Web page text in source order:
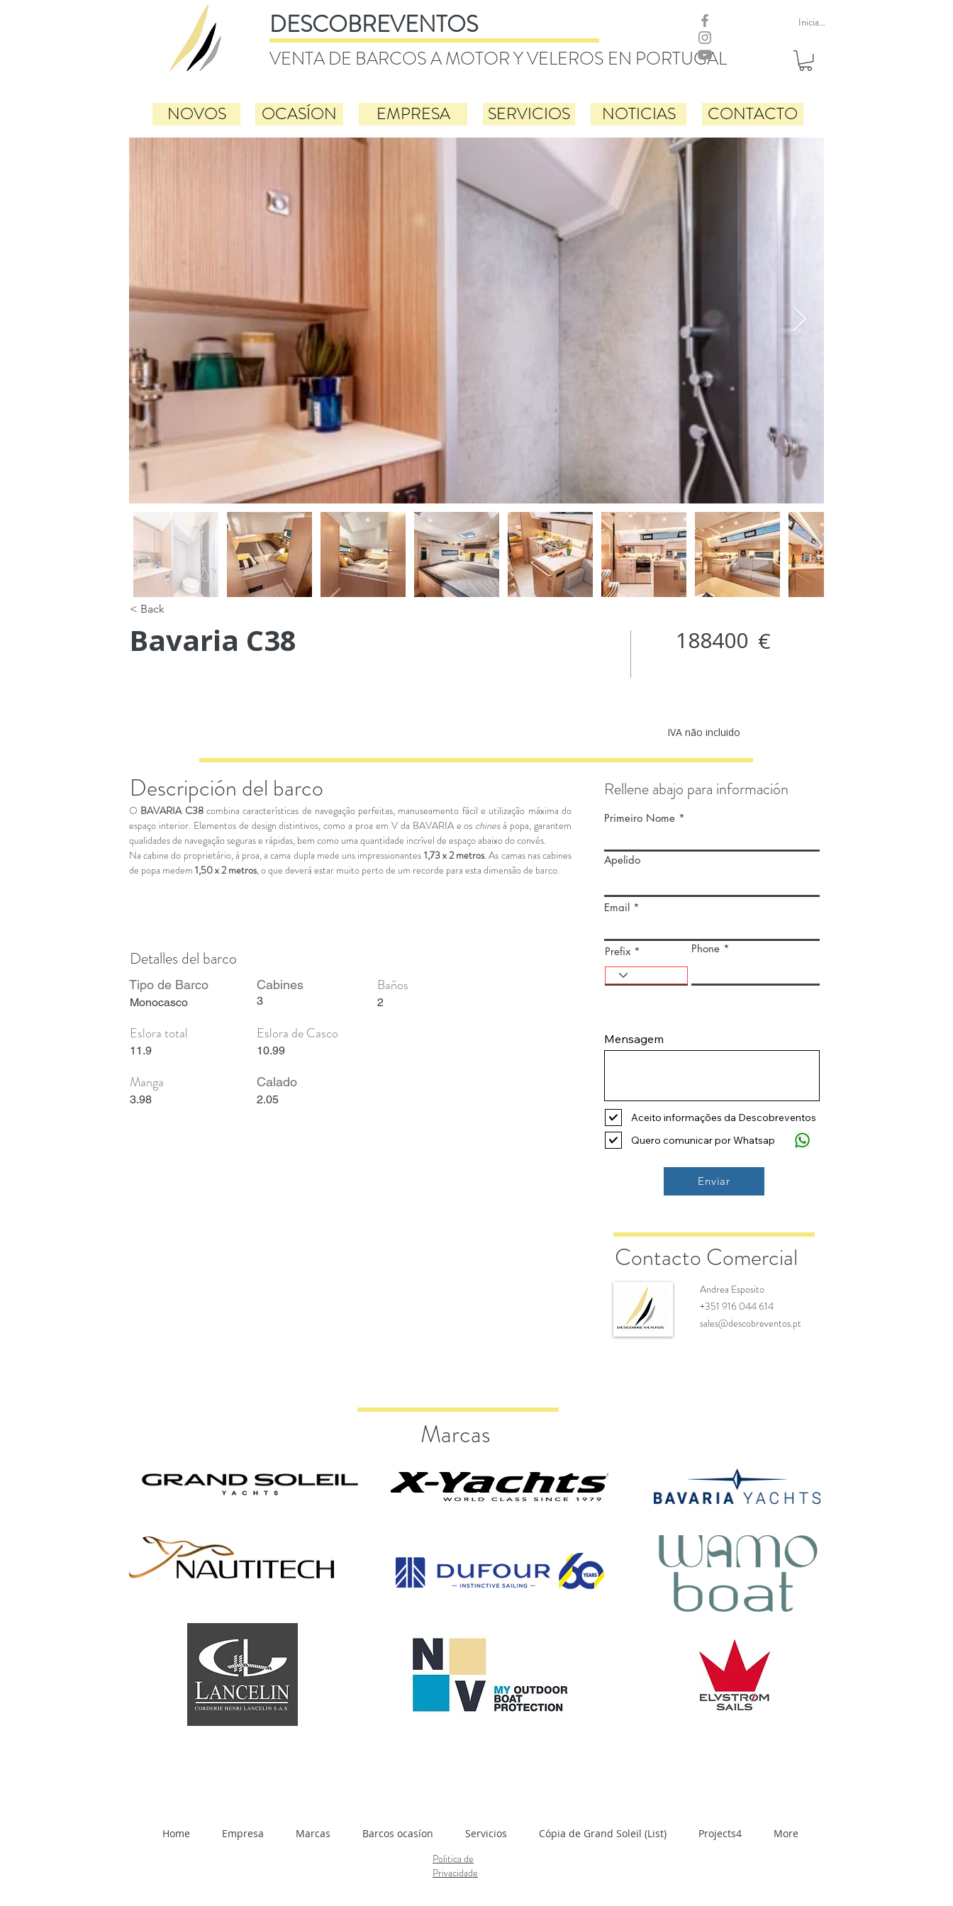
DESCOBREVENTOS
VENTA DE BARCOS A MOTOR Y VELEROS EN PORTUGAL
Iniciar sesión
NOVOS OCASÍON EMPRESA SERVICIOS NOTICIAS CONTACTO
< Back
Bavaria C38 188400 €
IVA não incluido
Descripción del barco
O BAVARIA C38combina características de navegação perfeitas, manuseamento fácil e utilização máxima do
espaço interior. Elementos de design distintivos, como a proa em V da BAVARIA e os chinesà popa, garantem
qualidades de navegação seguras e rápidas, bem como uma quantidade incrível de espaço abaixo do convés.
Na cabine do proprietário, à proa, a cama dupla mede uns impressionantes 1,73 x 2 metros. As camas nas cabines
de popa medem 1,50 x 2 metros, o que deverá estar muito perto de um recorde para esta dimensão de barco.
Detalles del barco
Tipo de Barco
Monocasco
Cabines
3
Baños
2
Eslora total
11.9
Eslora de Casco
10.99
Manga
3.98
Calado
2.05
Rellene abajo para información
Primeiro Nome
Apelido
Email
Prefix Phone
Mensagem
Aceito informações da Descobreventos
Quero comunicar por Whatsap
Enviar
Contacto Comercial
Andrea Esposito
+351 916 044 614
sales@descobreventos.pt
Marcas
Home Empresa Marcas Barcos ocasíon Servicios Cópia de Grand Soleil (List) Projects4 More
Politica de
Privacidade